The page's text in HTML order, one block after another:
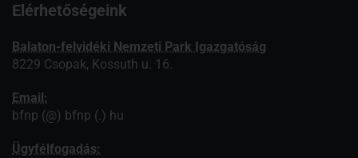
Elérhetőségeink
Balaton-felvidéki Nemzeti Park Igazgatóság
8229 Csopak, Kossuth u. 16.
Email:
bfnp (@) bfnp (.) hu
Ügyfélfogadás: